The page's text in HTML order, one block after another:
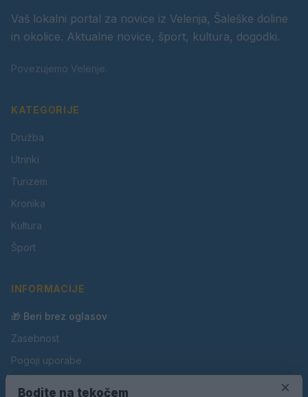
Vaš lokalni portal za novice iz Velenja, Šaleške doline
in okolice. Aktualne novice, šport, kultura, dogodki.
Povezujemo Velenje.
KATEGORIJE
Družba
Utrinki
Turizem
Kronika
Kultura
Šport
INFORMACIJE
🎁 Beri brez oglasov
Zasebnost
Pogoji uporabe
×
Bodite na tekočem